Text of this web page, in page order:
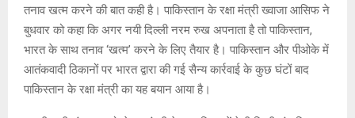
तनाव खत्म करने की बात कही है। पाकिस्तान के रक्षा मंत्री ख्वाजा आसिफ ने
बुधवार को कहा कि अगर नयी दिल्ली नरम रुख अपनाता है तो पाकिस्तान,
भारत के साथ तनाव ‘खत्म’ करने के लिए तैयार है। पाकिस्तान और पीओके में
आतंकवादी ठिकानों पर भारत द्वारा की गई सैन्य कार्रवाई के कुछ घंटों बाद
पाकिस्तान के रक्षा मंत्री का यह बयान आया है।